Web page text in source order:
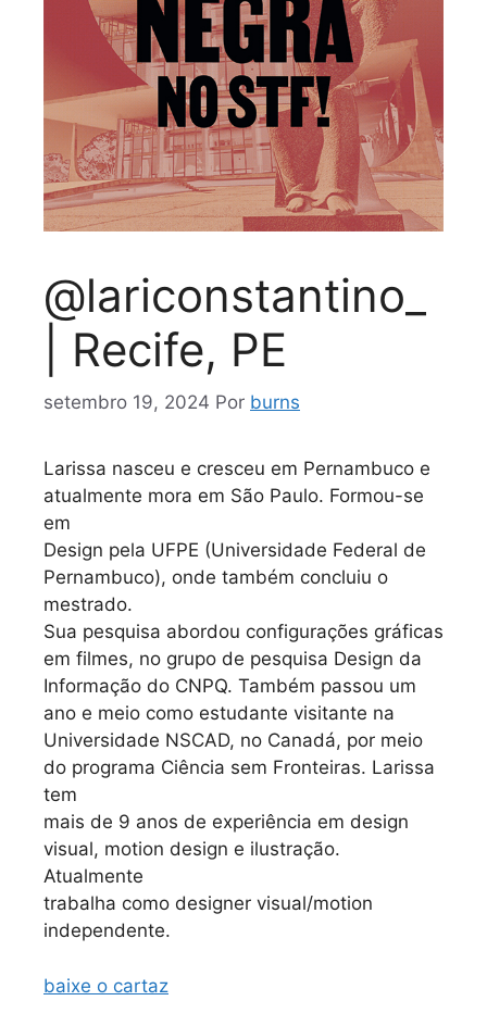
@lariconstantino_
| Recife, PE
setembro 19, 2024 Por burns
Larissa nasceu e cresceu em Pernambuco e
atualmente mora em São Paulo. Formou-se
em
Design pela UFPE (Universidade Federal de
Pernambuco), onde também concluiu o
mestrado.
Sua pesquisa abordou configurações gráficas
em filmes, no grupo de pesquisa Design da
Informação do CNPQ. Também passou um
ano e meio como estudante visitante na
Universidade NSCAD, no Canadá, por meio
do programa Ciência sem Fronteiras. Larissa
tem
mais de 9 anos de experiência em design
visual, motion design e ilustração.
Atualmente
trabalha como designer visual/motion
independente.
baixe o cartaz